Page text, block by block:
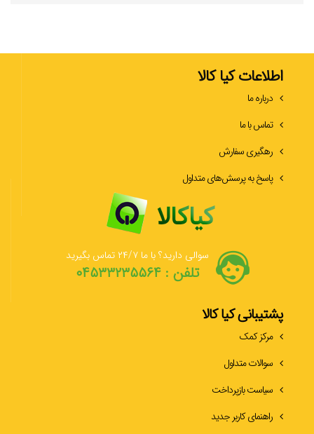
اطلاعات کیا کالا
درباره ما
تماس با ما
رهگیری سفارش
پاسخ به پرسش‌های متداول
سوالی دارید؟ با ما ۲۴/۷ تماس بگیرید
تلفن : ۰۴۵۳۳۲۳۵۵۶۴
پشتیبانی کیا کالا
مرکز کمک
سوالات متداول
سیاست بازپرداخت
راهنمای کاربر جدید